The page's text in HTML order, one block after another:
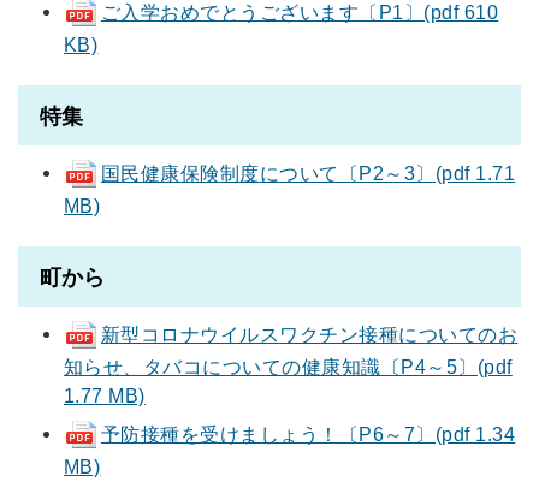
ご入学おめでとうございます〔P1〕(pdf 610
KB)
特集
国民健康保険制度について〔P2～3〕(pdf 1.71
MB)
町から
新型コロナウイルスワクチン接種についてのお
知らせ、タバコについての健康知識〔P4～5〕(pdf
1.77 MB)
予防接種を受けましょう！〔P6～7〕(pdf 1.34
MB)